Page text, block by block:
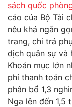
® Cấm sao chép
thuận bằng văn
thông tin từ
sách quốc
cáo của Bộ Tài
nêu khá ngắn
trang, chi trả
dịch quân sự và
Khoản mục lớn
phí thanh toán
phân bổ 1,3
Nga lên đến 1,5